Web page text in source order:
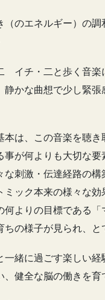
（のエネルギー）の
イチ・二と歩く音楽
静かな曲想で少し緊
本は、この音楽を聴
が何よりも大切な要
な刺激・伝達経路の
ック本来の様々な効
何よりの目標である
ちの様子が見られ、と
一緒に過ごす楽しい
健全な脳の働きを育